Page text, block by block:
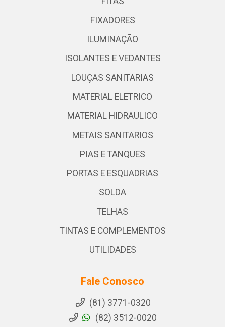
FIXADORES
ILUMINAÇÃO
ISOLANTES E VEDANTES
LOUÇAS SANITARIAS
MATERIAL ELETRICO
MATERIAL HIDRAULICO
METAIS SANITARIOS
PIAS E TANQUES
PORTAS E ESQUADRIAS
SOLDA
TELHAS
TINTAS E COMPLEMENTOS
UTILIDADES
Fale Conosco
(81) 3771-0320
(82) 3512-0020